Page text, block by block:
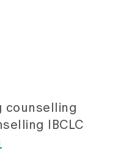
counselling
IBCLC